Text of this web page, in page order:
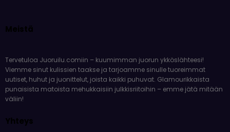
Meistä
Tervetuloa Juoruilu.comiin – kuumimman juorun ykköslähteesi!
Viemme sinut kulissien taakse ja tarjoamme sinulle tuoreimmat
uutiset, huhut ja juonittelut, joista kaikki puhuvat. Glamourikkaista
punaisista matoista mehukkaisiin julkkisriitoihin – emme jätä mitään
väliin!
Yhteys